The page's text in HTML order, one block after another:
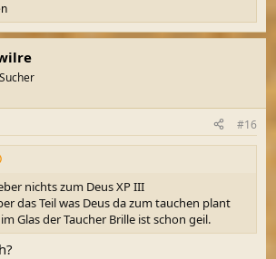
#16
nichts zum Deus XP III
das Teil was Deus da zum tauchen plant
Glas der Taucher Brille ist schon geil.